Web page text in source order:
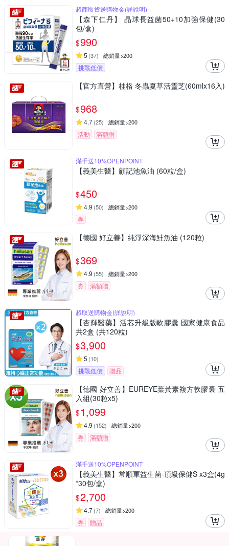
超商取貨送購物金(詳說明)
【森下仁丹】 晶球長益菌50+10加強保健(30
包/盒)
$990
5 (37) 總銷量>200
挑戰低價
【官方直營】桂格 冬蟲夏草活靈芝(60mlx16入)
$968
4.7(25) 總銷量>200
活動 滿額贈
滿千送10%OPENPOINT
【義美生醫】顧記池魚油 (60粒/盒)
$450
4.9 (50) 總銷量>200
券
【德國 好立善】純淨深海鮭魚油 (120粒)
$369
4.9 (55) 總銷量>200
券 滿額贈
超取送購物金(詳說明)
【杏輝醫藥】活芯升級版軟膠囊 國家健康食品
共2盒 (共120粒)
$3,900
5 (10)
挑戰低價 贈品
【德國 好立善】EUREYE葉黃素複方軟膠囊 五
入組(30粒x5)
$1,099
4.9 (152) 總銷量>200
券 滿額贈
滿千送10%OPENPOINT
【義美生醫】常順軍益生菌-頂級保健S x3盒(4g
*30包/盒)
$2,700
4.7(7) 總銷量>200
券 贈品